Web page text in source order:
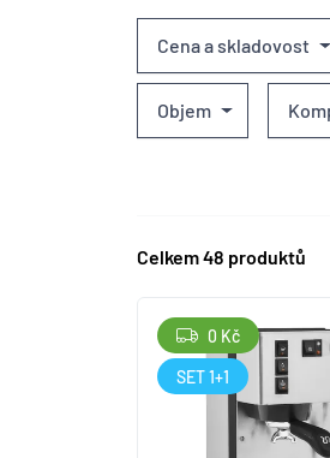
Cena a skladovost
Objem
Celkem 48 produktů
0 Kč
SET 1+1